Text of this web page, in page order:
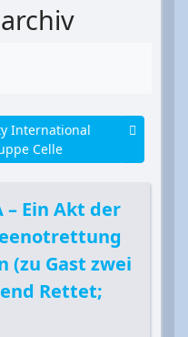
International
Celle
– Ein Akt der
(zu Gast zwei
Rettet;